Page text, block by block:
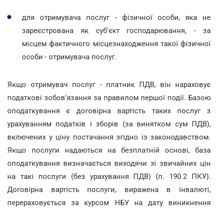
для отримувача послуг - фізичної особи, яка не
зареєстрована як суб'єкт господарювання, - за
місцем фактичного місцезнаходження такої фізичної
особи - отримувача послуг.
Якщо отримувач послуг - платник ПДВ, він нараховує
податкові зобов'язання за правилом першої події. Базою
оподаткування є договірна вартість таких послуг з
урахуванням податків і зборів (за винятком сум ПДВ),
включених у ціну постачання згідно із законодавством.
Якщо послуги надаються на безплатній основі, база
оподаткування визначається виходячи зі звичайних цін
на такі послуги (без урахування ПДВ) (п. 190.2 ПКУ).
Договірна вартість послуги, виражена в інвалюті,
перераховується за курсом НБУ на дату виникнення